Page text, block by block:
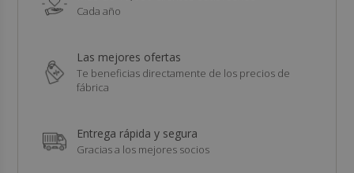
Cada año
Las mejores ofertas
Te beneficias directamente de los precios de
fábrica
Entrega rápida y segura
Gracias a los mejores socios